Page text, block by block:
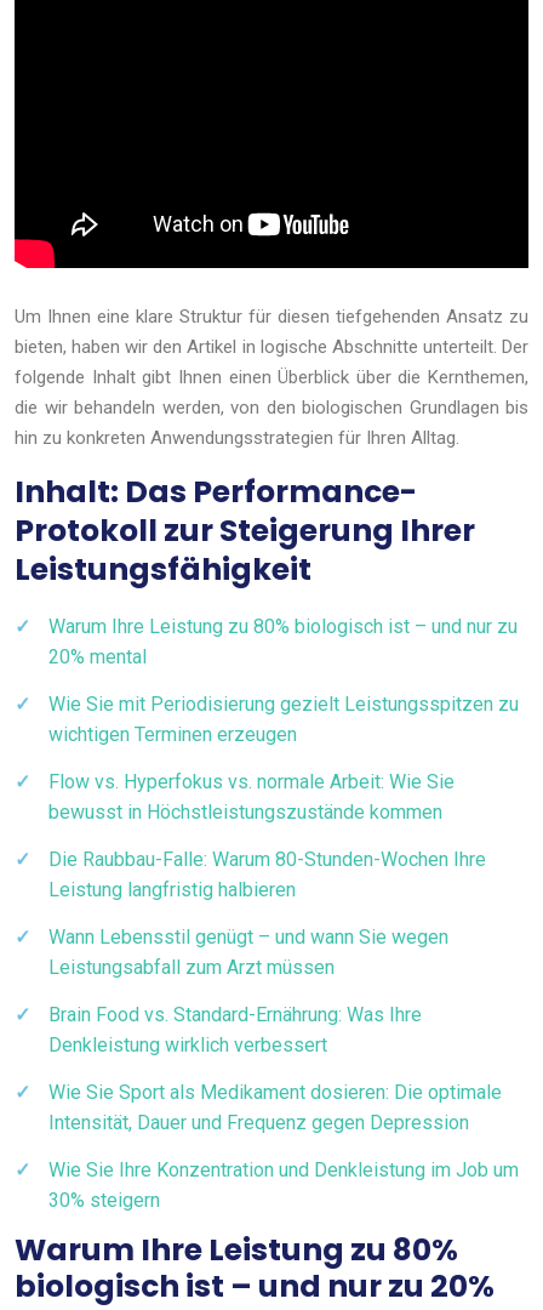
Um Ihnen eine klare Struktur für diesen tiefgehenden Ansatz zu
bieten, haben wir den Artikel in logische Abschnitte unterteilt. Der
folgende Inhalt gibt Ihnen einen Überblick über die Kernthemen,
die wir behandeln werden, von den biologischen Grundlagen bis
hin zu konkreten Anwendungsstrategien für Ihren Alltag.
Inhalt: Das Performance-
Protokoll zur Steigerung Ihrer
Leistungsfähigkeit
Warum Ihre Leistung zu 80% biologisch ist – und nur zu
20% mental
Wie Sie mit Periodisierung gezielt Leistungsspitzen zu
wichtigen Terminen erzeugen
Flow vs. Hyperfokus vs. normale Arbeit: Wie Sie
bewusst in Höchstleistungszustände kommen
Die Raubbau-Falle: Warum 80-Stunden-Wochen Ihre
Leistung langfristig halbieren
Wann Lebensstil genügt – und wann Sie wegen
Leistungsabfall zum Arzt müssen
Brain Food vs. Standard-Ernährung: Was Ihre
Denkleistung wirklich verbessert
Wie Sie Sport als Medikament dosieren: Die optimale
Intensität, Dauer und Frequenz gegen Depression
Wie Sie Ihre Konzentration und Denkleistung im Job um
30% steigern
Warum Ihre Leistung zu 80%
biologisch ist – und nur zu 20%